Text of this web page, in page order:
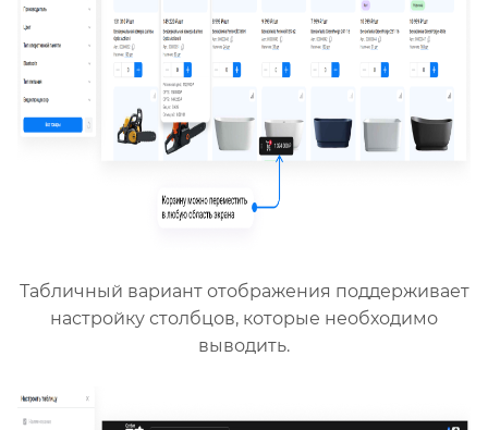
Табличный вариант отображения поддерживает
настройку столбцов, которые необходимо
выводить.